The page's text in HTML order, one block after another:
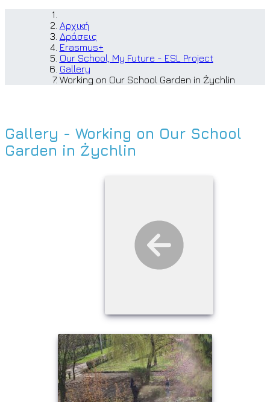
Αρχική
Δράσεις
Erasmus+
Our School, My Future - ESL Project
Gallery
Working on Our School Garden in Żychlin
Gallery - Working on Our School
Garden in Żychlin